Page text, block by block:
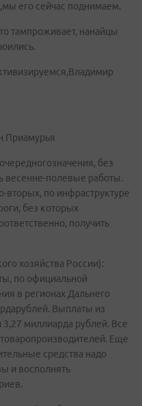
его сейчас поднимаем.
тампроживает, нанайцы
Приамурья
без
весенне-полевые работы.
по инфраструктуре
без которых
получить
хозяйства России):
по официальной
в регионах Дальнего
Выплаты из
миллиарда рублей. Все
Еще
средства надо
и восполнять